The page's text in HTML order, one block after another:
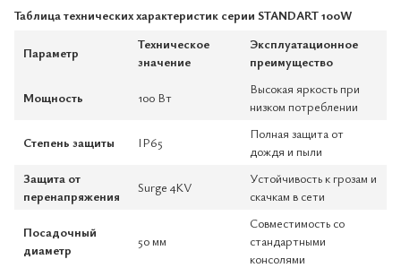
Таблица технических характеристик серии STANDART 100W
Параметр
Техническое
значение
Эксплуатационное
преимущество
Мощность 100 Вт
Высокая яркость при
низком потреблении
Степень защиты IP65
Полная защита от
дождя и пыли
Защита от
перенапряжения
Surge 4KV
Устойчивость к грозам и
скачкам в сети
Посадочный
диаметр
50 мм
Совместимость со
стандартными
консолями